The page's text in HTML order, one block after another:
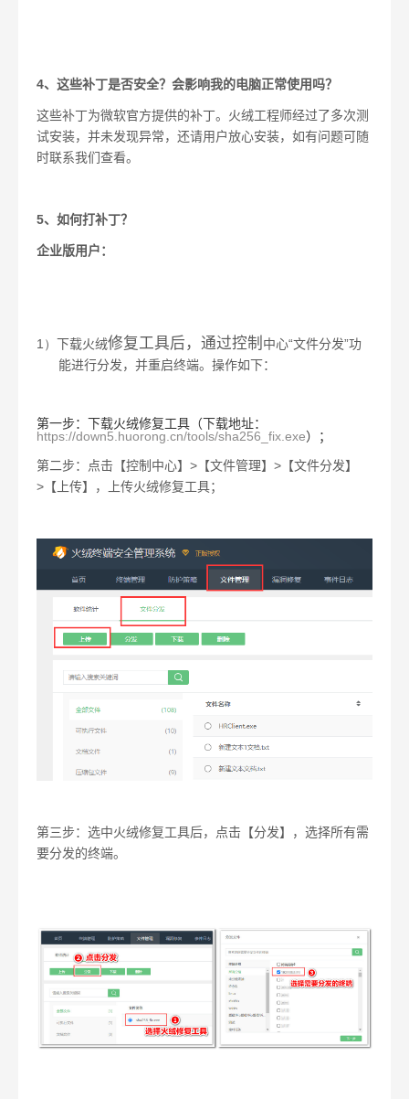
4、这些补丁是否安全？会影响我的电脑正常使用吗？
这些补丁为微软官方提供的补丁。火绒工程师经过了多次测
试安装，并未发现异常，还请用户放心安装，如有问题可随
时联系我们查看。
5、如何打补丁？
企业版用户：
1） 下载火绒修复工具后，通过控制 中心“文件分发”功
能进行分发，并重启终端。操作如下：
第一步：下载火绒修复工具（下载地址：
https://down5.huorong.cn/tools/sha256_fix.exe）；
第二步：点击【控制中心】 > 【文件管理】 > 【文件分发】
> 【上传】，上传火绒修复工具；
第三步：选中火绒修复工具后，点击【分发】，选择所有需
要分发的终端。